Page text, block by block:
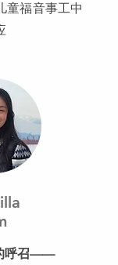
童福音事工中
呼召——